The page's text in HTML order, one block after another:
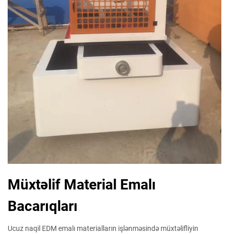
Müxtəlif Material Emalı
Bacarıqları
Ucuz naqil EDM emalı materialların işlənməsində müxtəlifliyin